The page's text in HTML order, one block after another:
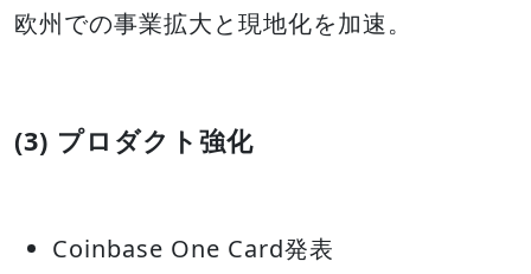
欧州での事業拡大と現地化を加速。
(3) プロダクト強化
Coinbase One Card発表